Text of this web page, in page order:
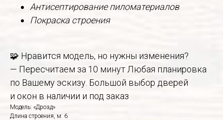
Антисептирование пиломатериалов
Покраска строения
🧩 Нравится модель, но нужны изменения?
— Пересчитаем за 10 минут Любая планировка
по Вашему эскизу. Большой выбор дверей
и окон в наличии и под заказ
Модель: «Дрозд»
Длина строения, м: 6